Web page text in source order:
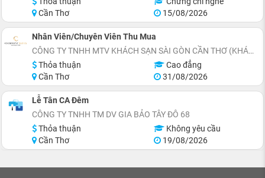
Cần Thơ
15/08/2026
Nhân Viên/Chuyên Viên Thu Mua
CÔNG TY TNHH MTV KHÁCH SẠN SÀI GÒN CẦN THƠ (KHÁCH SẠN CHARMANT SUITES)
Thỏa thuận
Cao đẳng
Cần Thơ
31/08/2026
Lễ Tân CA Đêm
CÔNG TY TNHH TM DV GIA BẢO TÂY ĐÔ 68
Thỏa thuận
Không yêu cầu
Cần Thơ
19/08/2026